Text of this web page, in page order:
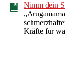
Nimm dein
Kräfte für